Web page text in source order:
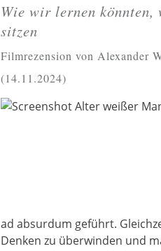
Wie wir lernen könnten,
sitzen
Filmrezension von Alexander
14.11.2024
ad absurdum geführt.
Denken zu überwinden und